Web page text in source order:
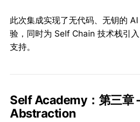
此次集成实现了无代码、无钥的
验，同时为 Self Chain 技术栈引
支持。
Self Academy：第三
Abstraction